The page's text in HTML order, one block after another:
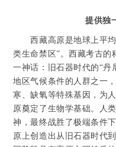
提供独
西藏高原是地球上平均
类生命禁区”。西藏考古的
一神话：旧石器时代的“丹
地区气候条件的人群之一
寒、缺氧等特殊基因，为
原奠定了生物学基础。人
神，最终战胜了极端条件
原上创造出从旧石器时代